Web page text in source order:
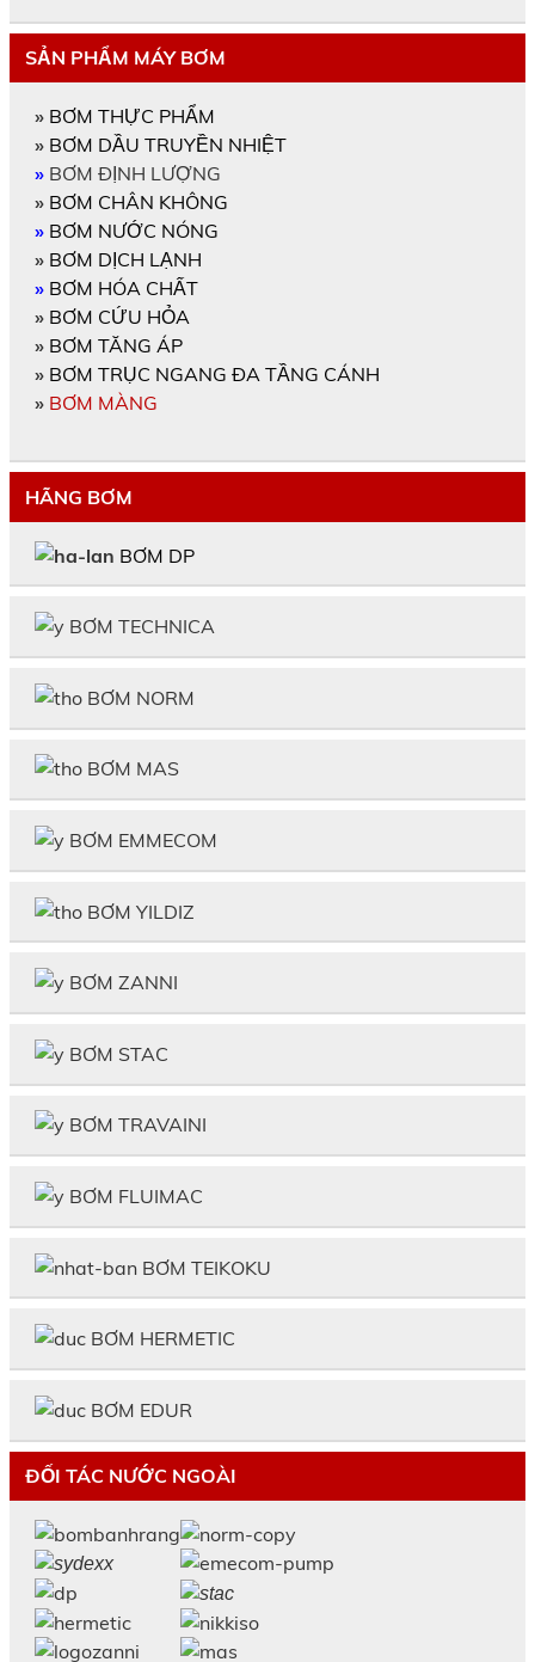
SẢN PHẨM MÁY BƠM
» BƠM THỰC PHẨM
» BƠM DẦU TRUYỀN NHIỆT
»BƠM ĐỊNH LƯỢNG
» BƠM CHÂN KHÔNG
» BƠM NƯỚC NÓNG
» BƠM DỊCH LẠNH
» BƠM HÓA CHẤT
» BƠM CỨU HỎA
» BƠM TĂNG ÁP
» BƠM TRỤC NGANG ĐA TẦNG CÁNH
» BƠM MÀNG
HÃNG BƠM
BƠM DP
BƠM TECHNICA
BƠM NORM
BƠM MAS
BƠM EMMECOM
BƠM YILDIZ
BƠM ZANNI
BƠM STAC
BƠM TRAVAINI
BƠM FLUIMAC
BƠM TEIKOKU
BƠM HERMETIC
BƠM EDUR
ĐỐI TÁC NƯỚC NGOÀI